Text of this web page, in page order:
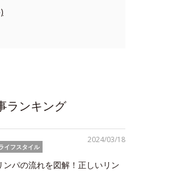
ランキング
2024/03/18
イフスタイル
ンパの流れを図解！正しいリン